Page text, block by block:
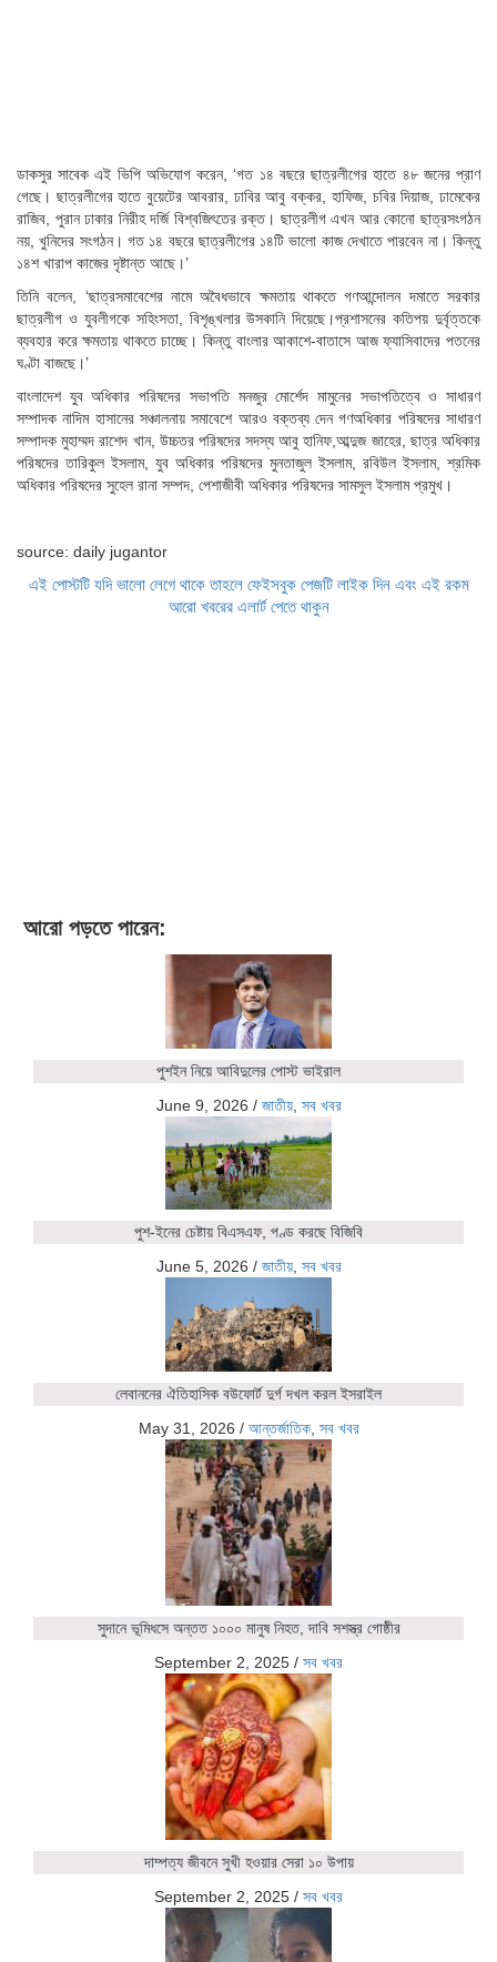
ডাকসুর সাবেক এই ভিপি অভিযোগ করেন, ‘গত ১৪ বছরে ছাত্রলীগের হাতে ৪৮ জনের প্রাণ
গেছে। ছাত্রলীগের হাতে বুয়েটের আবরার, ঢাবির আবু বক্কর, হাফিজ, চবির দিয়াজ, ঢামেকের
রাজিব, পুরান ঢাকার নিরীহ দর্জি বিশ্বজিৎতের রক্ত। ছাত্রলীগ এখন আর কোনো ছাত্রসংগঠন
নয়, খুনিদের সংগঠন। গত ১৪ বছরে ছাত্রলীগের ১৪টি ভালো কাজ দেখাতে পারবেন না। কিন্তু
১৪শ খারাপ কাজের দৃষ্টান্ত আছে।’
তিনি বলেন, ‘ছাত্রসমাবেশের নামে অবৈধভাবে ক্ষমতায় থাকতে গণআন্দোলন দমাতে সরকার
ছাত্রলীগ ও যুবলীগকে সহিংসতা, বিশৃঙ্খলার উসকানি দিয়েছে।প্রশাসনের কতিপয় দুর্বৃত্তকে
ব্যবহার করে ক্ষমতায় থাকতে চাচ্ছে। কিন্তু বাংলার আকাশে-বাতাসে আজ ফ্যাসিবাদের পতনের
ঘণ্টা বাজছে।’
বাংলাদেশ যুব অধিকার পরিষদের সভাপতি মনজুর মোর্শেদ মামুনের সভাপতিত্বে ও সাধারণ
সম্পাদক নাদিম হাসানের সঞ্চালনায় সমাবেশে আরও বক্তব্য দেন গণঅধিকার পরিষদের সাধারণ
সম্পাদক মুহাম্মদ রাশেদ খান, উচ্চতর পরিষদের সদস্য আবু হানিফ,আব্দুজ জাহের, ছাত্র অধিকার
পরিষদের তারিকুল ইসলাম, যুব অধিকার পরিষদের মুনতাজুল ইসলাম, রবিউল ইসলাম, শ্রমিক
অধিকার পরিষদের সুহেল রানা সম্পদ, পেশাজীবী অধিকার পরিষদের সামসুল ইসলাম প্রমুখ।
source: daily jugantor
এই পোস্টটি যদি ভালো লেগে থাকে তাহলে ফেইসবুক পেজটি লাইক দিন এবং এই রকম
আরো খবরের এলার্ট পেতে থাকুন
আরো পড়তে পারেন:
পুশইন নিয়ে আবিদুলের পোস্ট ভাইরাল
June 9, 2026 / জাতীয়, সব খবর
পুশ-ইনের চেষ্টায় বিএসএফ, পণ্ড করছে বিজিবি
June 5, 2026 / জাতীয়, সব খবর
লেবাননের ঐতিহাসিক বউফোর্ট দুর্গ দখল করল ইসরাইল
May 31, 2026 / আন্তর্জাতিক, সব খবর
সুদানে ভূমিধসে অন্তত ১০০০ মানুষ নিহত, দাবি সশস্ত্র গোষ্ঠীর
September 2, 2025 / সব খবর
দাম্পত্য জীবনে সুখী হওয়ার সেরা ১০ উপায়
September 2, 2025 / সব খবর